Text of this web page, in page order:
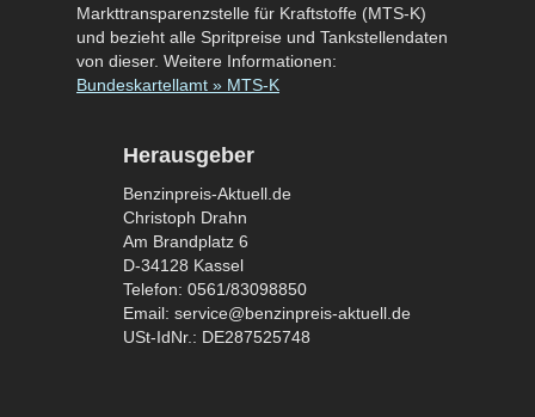
Markttransparenzstelle für Kraftstoffe (MTS-K)
und bezieht alle Spritpreise und Tankstellendaten
von dieser. Weitere Informationen:
Bundeskartellamt » MTS-K
Herausgeber
Benzinpreis-Aktuell.de
Christoph Drahn
Am Brandplatz 6
D-34128 Kassel
Telefon: 0561/83098850
Email: service@benzinpreis-aktuell.de
USt-IdNr.: DE287525748